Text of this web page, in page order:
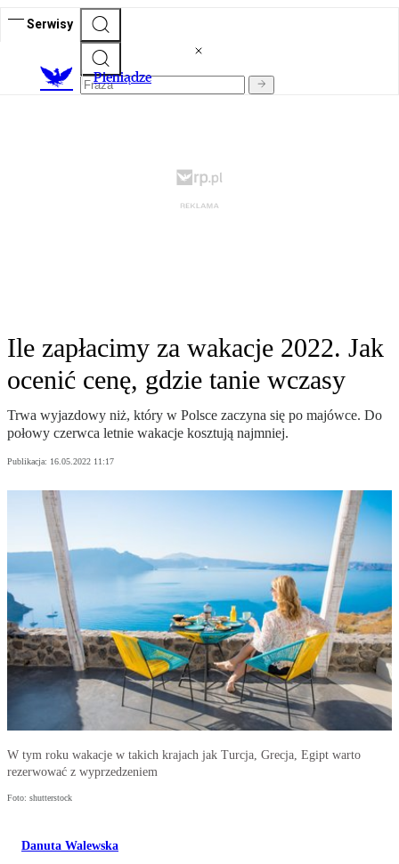
Serwisy
Pieniądze
Ile zapłacimy za wakacje 2022. Jak
ocenić cenę, gdzie tanie wczasy
Trwa wyjazdowy niż, który w Polsce zaczyna się po majówce. Do
połowy czerwca letnie wakacje kosztują najmniej.
Publikacja: 16.05.2022 11:17
W tym roku wakacje w takich krajach jak Turcja, Grecja, Egipt warto
rezerwować z wyprzedzeniem
Foto: shutterstock
Danuta Walewska